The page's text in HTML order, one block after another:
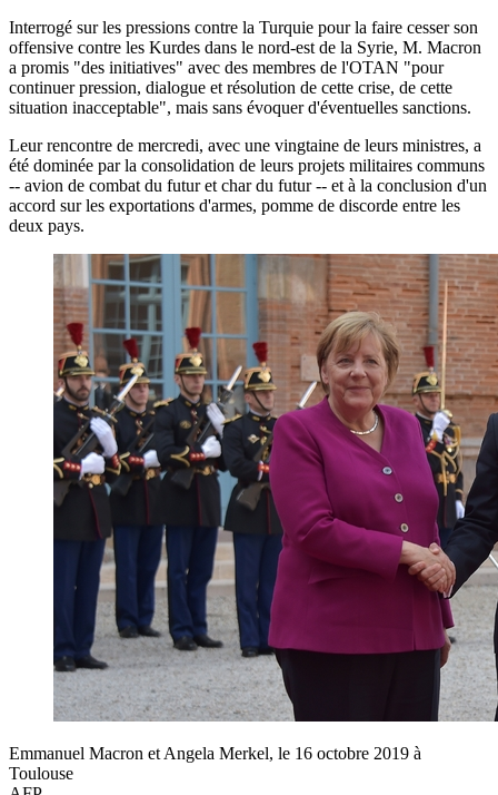
Interrogé sur les pressions contre la Turquie pour la faire cesser son
offensive contre les Kurdes dans le nord-est de la Syrie, M. Macron
a promis "des initiatives" avec des membres de l'OTAN "pour
continuer pression, dialogue et résolution de cette crise, de cette
situation inacceptable", mais sans évoquer d'éventuelles sanctions.
Leur rencontre de mercredi, avec une vingtaine de leurs ministres, a
été dominée par la consolidation de leurs projets militaires communs
-- avion de combat du futur et char du futur -- et à la conclusion d'un
accord sur les exportations d'armes, pomme de discorde entre les
deux pays.
Emmanuel Macron et Angela Merkel, le 16 octobre 2019 à
Toulouse